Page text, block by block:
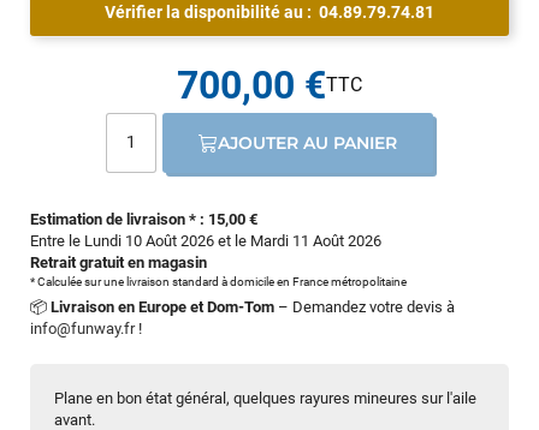
Plane en bon état général, quelques rayures mineures sur l'aile
avant.
Vérifier la disponibilité au : 04.89.79.74.81
Estimation de livraison * : 15,00 €
Entre le Lundi 10 Août 2026 et le Mardi 11 Août 2026
Retrait gratuit en magasin
* Calculée sur une livraison standard à domicile en France métropolitaine
📦 Livraison en Europe et Dom-Tom – Demandez votre devis à
info@funway.fr!
700,00 €
AJOUTER AU PANIER